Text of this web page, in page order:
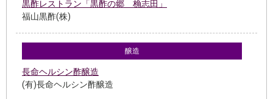
黒酢レストラン「黒酢の郷 桷志田」
福山黒酢(株)
醸造
長命ヘルシン酢醸造
(有)長命ヘルシン酢醸造